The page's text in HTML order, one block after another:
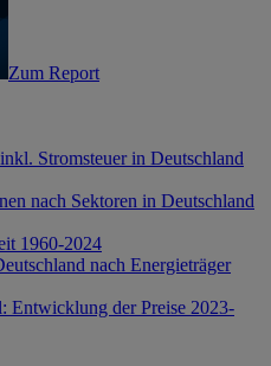
Zum Report
Stromsteuer in Deutschland
nach Sektoren in Deutschland
1960-2024
nach Energieträger
Entwicklung der Preise 2023-